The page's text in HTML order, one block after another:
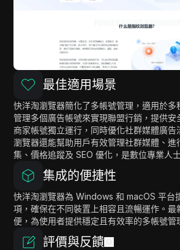
最佳適用場景
快洋淘瀏覽器簡化了多帳號管理，適用於多
管理多個廣告帳號來實現聯盟行銷，提供安
商家帳號獨立運行，同時優化社群媒體廣
瀏覽器還能幫助用戶有效管理社群媒體、進
集、價格追蹤及 SEO 優化，是數位專業人
集成的便捷性
快洋淘瀏覽器為 Windows 和 macOS 平台
項，確保在不同裝置上相容且流暢運作。最
便，為使用者提供穩定且有效率的多帳號管
評價與反饋